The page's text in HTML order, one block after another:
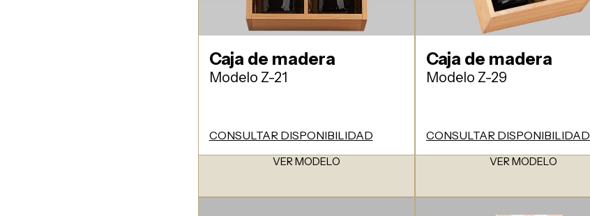
Caja de madera
Modelo Z-21
CONSULTAR DISPONIBILIDAD
VER MODELO
Caja de madera
Modelo Z-29
CONSULTAR DISPONIBILIDAD
VER MODELO